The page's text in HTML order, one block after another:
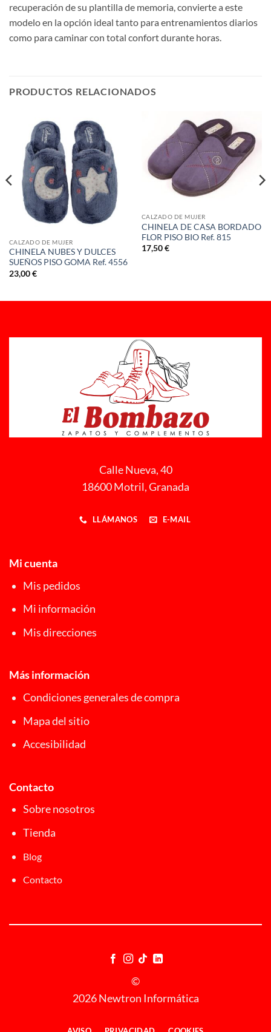
recuperación de su plantilla de memoria, convierte a este
modelo en la opción ideal tanto para entrenamientos diarios
como para caminar con total confort durante horas.
PRODUCTOS RELACIONADOS
CALZADO DE MUJER
CHINELA NUBES Y DULCES
SUEÑOS PISO GOMA Ref. 4556
23,00€
CALZADO DE MUJER
CHINELA DE CASA BORDADO
FLOR PISO BIO Ref. 815
17,50€
Calle Nueva, 40
18600 Motril, Granada
LLÁMANOS E-MAIL
Mi cuenta
Mis pedidos
Mi información
Mis direcciones
Más información
Condiciones generales de compra
Mapa del sitio
Accesibilidad
Contacto
Sobre nosotros
Tienda
Blog
Contacto
©
2026 Newtron Informática